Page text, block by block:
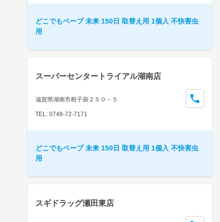
どこでもベープ 未来 150日 取替え用 1個入 不快害虫
用
スーパーセンタートライアル湖南店
滋賀県湖南市柑子袋２５０－５
TEL: 0748-72-7171
どこでもベープ 未来 150日 取替え用 1個入 不快害虫
用
スギドラッグ瀬田東店